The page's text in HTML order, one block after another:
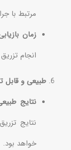
مرتبط با
زمان
انجام
طبیعی و قابل
نتایج
نتایج
خواهد بود.